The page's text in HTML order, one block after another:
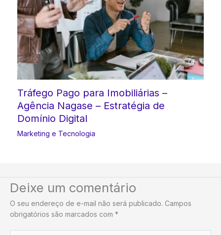
Tráfego Pago para Imobiliárias –
Agência Nagase – Estratégia de
Domínio Digital
Marketing e Tecnologia
Deixe um comentário
O seu endereço de e-mail não será publicado. Campos
obrigatórios são marcados com *